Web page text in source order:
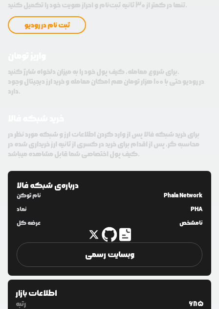
تنها در کمتر از 30 ثانیه ثبت‌نام و احراز هویت خود را تکمیل کنید.
ثبت نام در رودیو
برای شروع معامله، کیف پول خود را به میزان دلخواه شارژ کنید.
در رودیو حتی با 100 هزار تومان هم امکان معامله و خرید ارز دیجیتال وجود
دارد.
برای خرید شبکه فالا پس از وارد کردن اطلاعات ارز و شبکه مورد نظر در
محاسبه گر، پس از اقدام برای خرید در کسری از ثانیه ارز خریداری شده در
کیف پول اختصاصی شما قابل مشاهده میباشد.
درباره‌یشبکه فالا
نام توکن
Phala Network
نماد
PHA
عرضه کل
نامشخص
وبسایت رسمی
اطلاعات بازار
رتبه
685